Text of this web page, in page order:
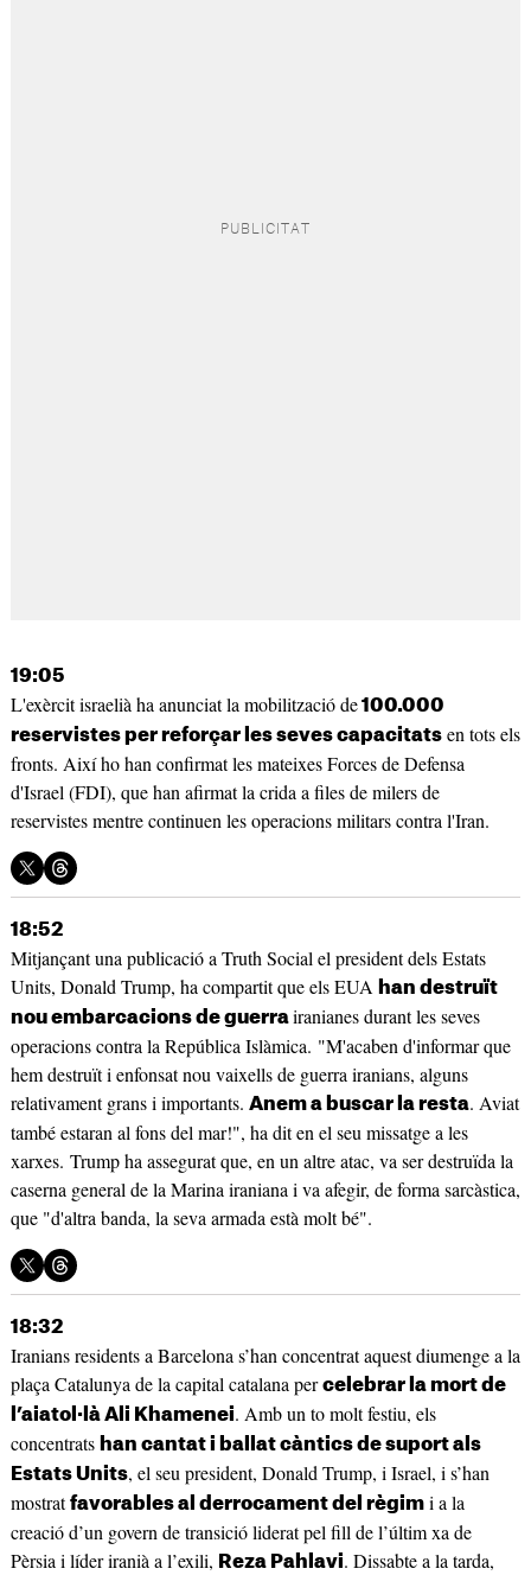
19:05
L'exèrcit israelià ha anunciat la mobilització de100.000
reservistes per reforçar les seves capacitatsen tots els
fronts. Així ho han confirmat les mateixes Forces de Defensa
d'Israel (FDI), que han afirmat la crida a files de milers de
reservistes mentre continuen les operacions militars contra l'Iran.
18:52
Mitjançant una publicació a Truth Social el president dels Estats
Units, Donald Trump, ha compartit que els EUA
han destruït
nou embarcacions de guerrairanianes durant les seves
operacions contra la República Islàmica. "M'acaben d'informar que
hem destruït i enfonsat nou vaixells de guerra iranians, alguns
relativament grans i importants. Anem a buscar la resta. Aviat
també estaran al fons del mar!", ha dit en el seu missatge a les
xarxes. Trump ha assegurat que, en un altre atac, va ser destruïda la
caserna general de la Marina iraniana i va afegir, de forma sarcàstica,
que "d'altra banda, la seva armada està molt bé".
18:32
Iranians residents a Barcelona s’han concentrat aquest diumenge a la
plaça Catalunya de la capital catalana percelebrar la mort de
l’aiatol·là Ali Khamenei. Amb un to molt festiu, els
concentrats han cantat i ballat càntics de suport als
Estats Units, el seu president, Donald Trump, i Israel, i s’han
mostratfavorables al derrocament del règimi a la
creació d’un govern de transició liderat pel fill de l’últim xa de
Pèrsia i líder iranià a l’exili, Reza Pahlavi. Dissabte a la tarda,